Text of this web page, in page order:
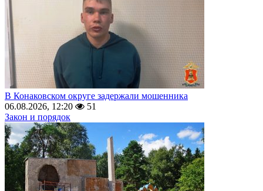
В Конаковском округе задержали мошенника
06.08.2026, 12:20
51
Закон и порядок